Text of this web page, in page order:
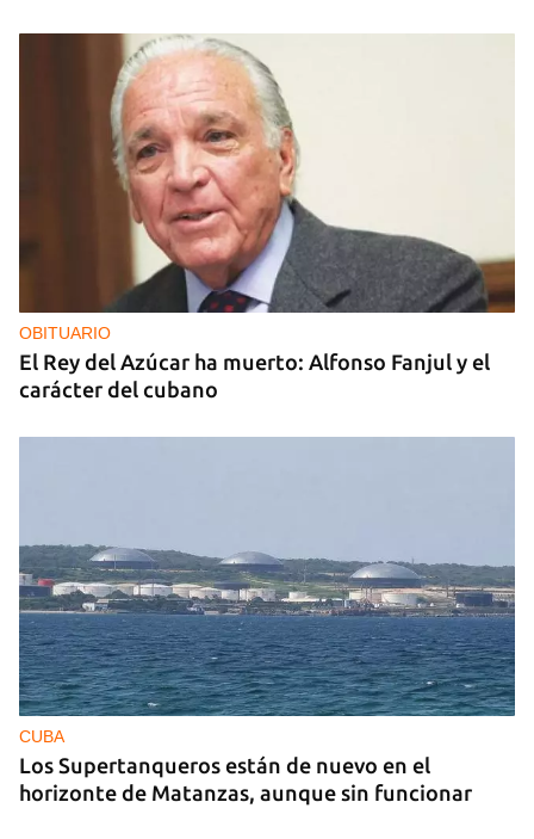
OBITUARIO
El Rey del Azúcar ha muerto: Alfonso Fanjul y el
carácter del cubano
CUBA
Los Supertanqueros están de nuevo en el
horizonte de Matanzas, aunque sin funcionar